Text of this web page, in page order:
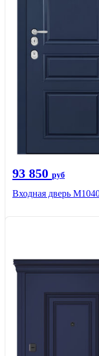
93 850 руб
Входная дверь